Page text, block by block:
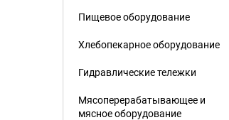
Пищевое оборудование
Хлебопекарное оборудование
Гидравлические тележки
Мясоперерабатывающее и
мясное оборудование